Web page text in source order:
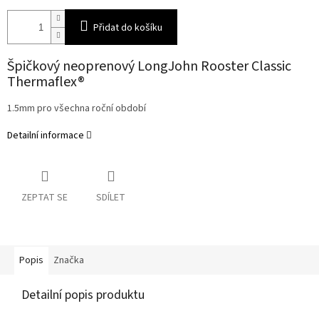
Přidat do košíku
Špičkový neoprenový LongJohn Rooster Classic
Thermaflex®
1.5mm pro všechna roční období
Detailní informace
ZEPTAT SE SDÍLET
Popis Značka
Detailní popis produktu